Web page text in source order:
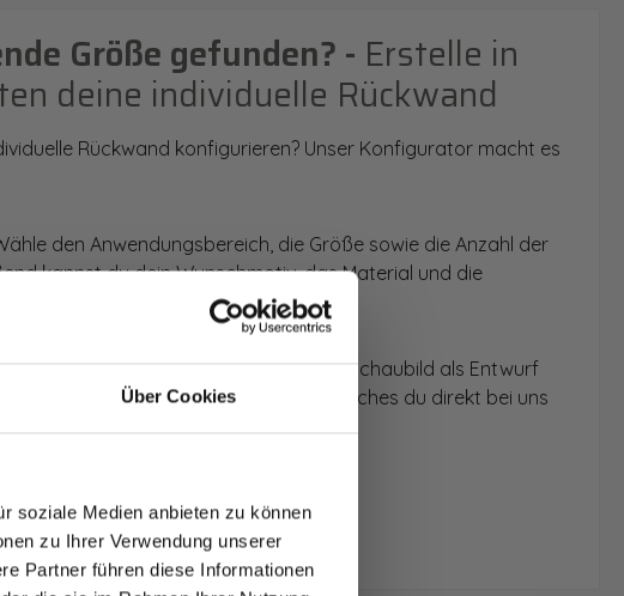
Über Cookies
soziale Medien anbieten zu können
zu Ihrer Verwendung unserer
Partner führen diese Informationen
Größe gefunden? - Erstelle in
deine individuelle Rückwand
Rückwand konfigurieren? Unser Konfigurator macht es
den Anwendungsbereich, die Größe sowie die Anzahl der
kannst du dein Wunschmotiv, das Material und die
werden dir die Rückwände im Schaubild als Entwurf
du dein individuelles Angebot, welches du direkt bei uns
anmelden.